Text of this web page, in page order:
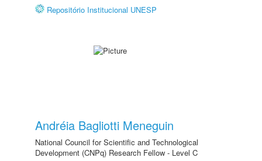
Repositório Institucional UNESP
Andréia Bagliotti Meneguin
National Council for Scientific and Technological
Development (CNPq) Research Fellow - Level C